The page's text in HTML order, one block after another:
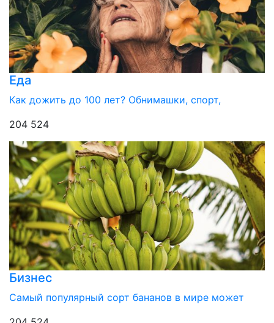
Еда
Как дожить до 100 лет? Обнимашки, спорт,
204 524
Бизнес
Самый популярный сорт бананов в мире может